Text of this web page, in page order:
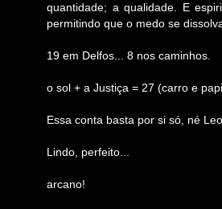
quantidade; a qualidade. E
permitindo que o medo se
19 em Delfos... 8 nos caminhos.
o sol + a Justiça = 27 (carro e
Essa conta basta por si só, né
Lindo, perfeito...
arcano!